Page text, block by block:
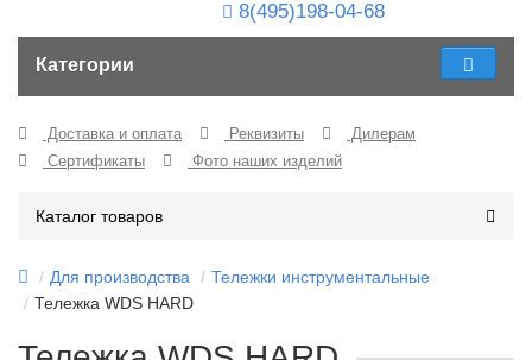
8(495)198-04-68
Категории
Доставка и оплата Реквизиты
Дилерам
Сертификаты
Фото наших изделий
Каталог товаров
Для производства
Тележки инструментальные
Тележка WDS HARD